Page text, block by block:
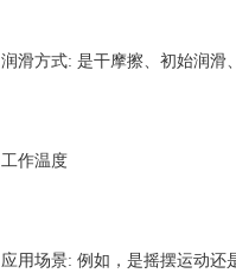
润滑方式: 是干摩擦、初始润滑
工作温度
应用场景: 例如，是摇摆运动还